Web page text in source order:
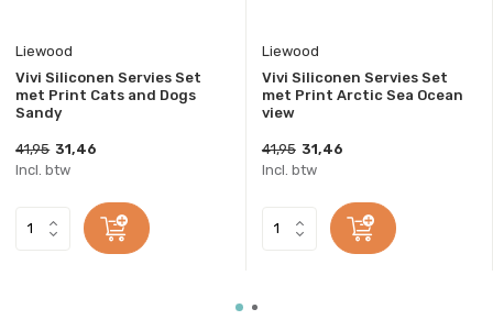
Liewood
Vivi Siliconen Servies Set
met Print Cats and Dogs
Sandy
41,95 31,46
Incl. btw
Liewood
Vivi Siliconen Servies Set
met Print Arctic Sea Ocean
view
41,95 31,46
Incl. btw